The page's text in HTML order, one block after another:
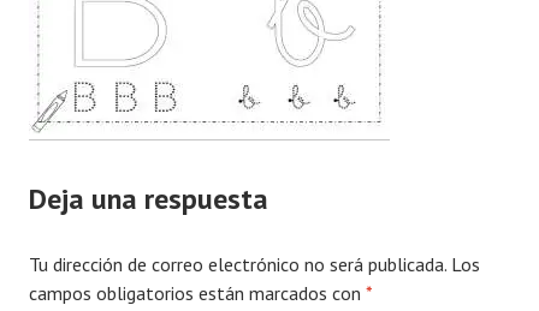
Deja una respuesta
Tu dirección de correo electrónico no será publicada. Los
campos obligatorios están marcados con *